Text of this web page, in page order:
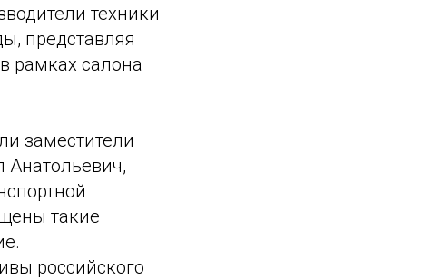
техники
представляя
рамках салона
заместители
такие
российского